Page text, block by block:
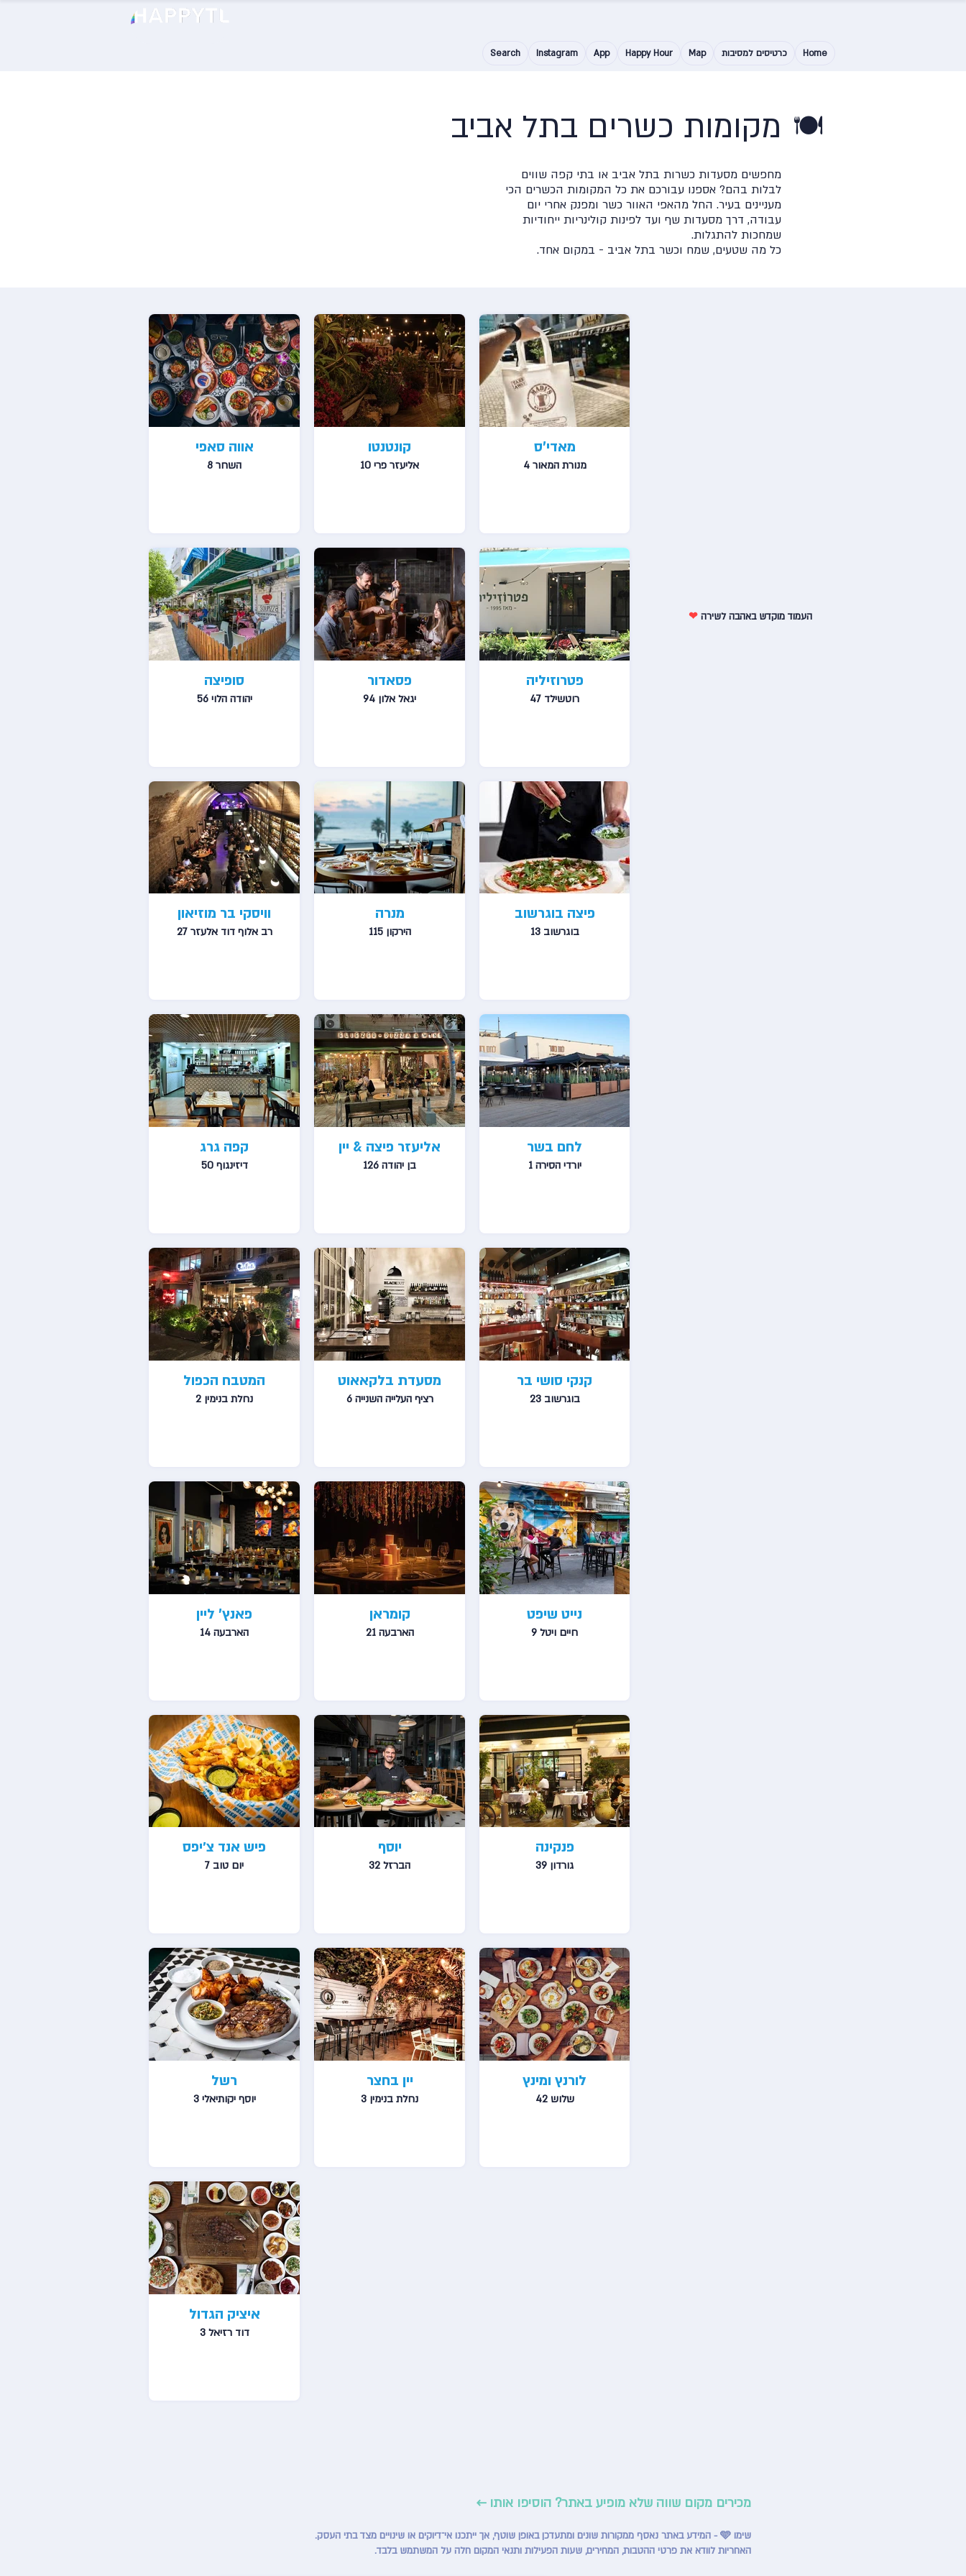
Home כרטיסים למסיבות Map
Happy Hour
App
Instagram
Search
מקומות כשרים בתל אביב 🍽️
מחפשים מסעדות כשרות בתל אביב או בתי קפה שווים
לבלות בהם? אספנו עבורכם את כל המקומות הכשרים הכי
מעניינים בעיר. החל מהאפי האוור כשר ומפנק אחרי יום
עבודה, דרך מסעדות שף ועד לפינות קולינריות ייחודיות
שמחכות להתגלות.
כל מה שטעים, שמח וכשר בתל אביב - במקום אחד.
אווה סאפי
השחר 8
קונטנטו
אליעזר פרי 10
מאדי'ס
מנורת המאור 4
סופיצה
יהודה הלוי 56
פסאדור
יגאל אלון 94
פטרוזיליה
רוטשילד 47
וויסקי בר מוזיאון
רב אלוף דוד אלעזר 27
מנרה
הירקון 115
פיצה בוגרשוב
בוגרשוב 13
קפה גרג
דיזינגוף 50
אליעזר פיצה & יין
בן יהודה 126
לחם בשר
יורדי הסירה 1
המטבח הכפול
נחלת בנימין 2
מסעדת בלקאאוט
רציף העלייה השנייה 6
קנקי סושי בר
בוגרשוב 23
פאנץ’ ליין
הארבעה 14
קומראן
הארבעה 21
נייט שיפט
חיים ויטל 9
פיש אנד צ׳יפס
יום טוב 7
יוסף
הברזל 32
פנקינה
גורדון 39
רשל
יוסף יקותיאלי 3
יין בחצר
נחלת בנימין 3
לורנץ ומינץ
שלוש 42
איציק הגדול
דוד רזיאל 3
העמוד מוקדש באהבה לשירה ❤︎
מכירים מקום שווה שלא מופיע באתר? הוסיפו אותו ←
שימו 🩵 - המידע באתר נאסף ממקורות שונים ומתעדכן באופן שוטף, אך ייתכנו אי־דיוקים או שינויים מצד בתי העסק.
האחריות לוודא את פרטי ההטבות, המחירים, שעות הפעילות ותנאי המקום חלה על המשתמש בלבד.